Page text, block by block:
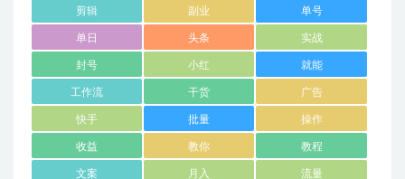
剪辑 副业 单号
单日 头条 实战
封号 小红 就能
工作流 干货 广告
快手 批量 操作
收益 教你 教程
文案 月入 流量